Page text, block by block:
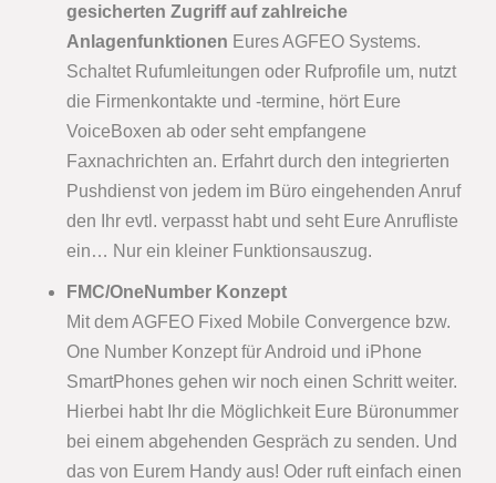
gesicherten Zugriff auf zahlreiche
Anlagenfunktionen Eures AGFEO Systems.
Schaltet Rufumleitungen oder Rufprofile um, nutzt
die Firmenkontakte und -termine, hört Eure
VoiceBoxen ab oder seht empfangene
Faxnachrichten an. Erfahrt durch den integrierten
Pushdienst von jedem im Büro eingehenden Anruf
den Ihr evtl. verpasst habt und seht Eure Anrufliste
ein… Nur ein kleiner Funktionsauszug.
FMC/OneNumber Konzept
Mit dem AGFEO Fixed Mobile Convergence bzw.
One Number Konzept für Android und iPhone
SmartPhones gehen wir noch einen Schritt weiter.
Hierbei habt Ihr die Möglichkeit Eure Büronummer
bei einem abgehenden Gespräch zu senden. Und
das von Eurem Handy aus! Oder ruft einfach einen